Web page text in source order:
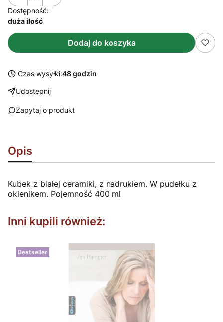
Dostępność:
duża ilość
Dodaj do koszyka
Czas wysyłki:48 godzin
Udostępnij
Zapytaj o produkt
Opis
Kubek z białej ceramiki, z nadrukiem. W pudełku z
okienikem. Pojemność 400 ml
Inni kupili również:
Bestseller